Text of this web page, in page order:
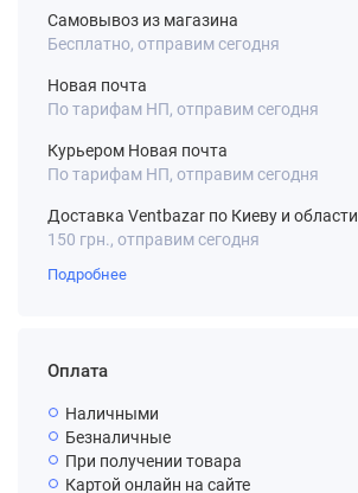
Самовывоз из магазина
Бесплатно, отправим сегодня
Новая почта
По тарифам НП, отправим сегодня
Курьером Новая почта
По тарифам НП, отправим сегодня
Доставка Ventbazar по Киеву и области
150 грн., отправим сегодня
Подробнее
Оплата
Наличными
Безналичные
При получении товара
Картой онлайн на сайте